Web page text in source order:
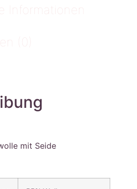
Informationen
(0)
mit Seide